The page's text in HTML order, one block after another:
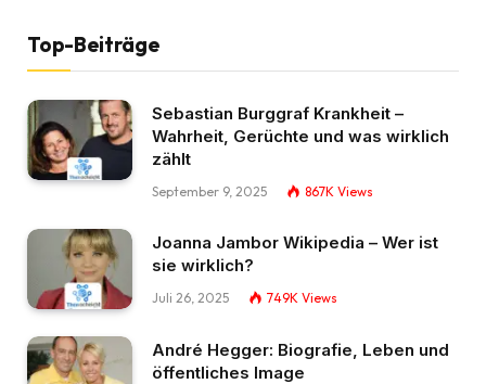
Top-Beiträge
Sebastian Burggraf Krankheit –
Wahrheit, Gerüchte und was wirklich
zählt
September 9, 2025 867K Views
Joanna Jambor Wikipedia – Wer ist
sie wirklich?
Juli 26, 2025 749K Views
André Hegger: Biografie, Leben und
öffentliches Image